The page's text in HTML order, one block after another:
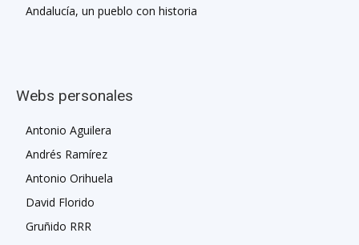
Andalucía, un pueblo con historia
Webs personales
Antonio Aguilera
Andrés Ramírez
Antonio Orihuela
David Florido
Gruñido RRR